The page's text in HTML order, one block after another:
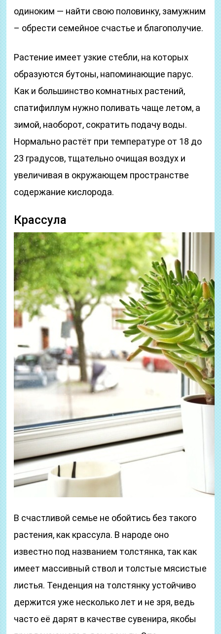
одиноким — найти свою половинку, замужним
– обрести семейное счастье и благополучие.
Растение имеет узкие стебли, на которых
образуются бутоны, напоминающие парус.
Как и большинство комнатных растений,
спатифиллум нужно поливать чаще летом, а
зимой, наоборот, сократить подачу воды.
Нормально растёт при температуре от 18 до
23 градусов, тщательно очищая воздух и
увеличивая в окружающем пространстве
содержание кислорода.
Крассула
В счастливой семье не обойтись без такого
растения, как крассула. В народе оно
известно под названием толстянка, так как
имеет массивный ствол и толстые мясистые
листья. Тенденция на толстянку устойчиво
держится уже несколько лет и не зря, ведь
часто её дарят в качестве сувенира, якобы